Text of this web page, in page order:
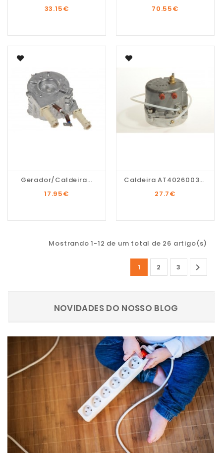
33.15€ 70.55€
Gerador/Caldeira...
17.95€
Caldeira AT4026003900
27.7€
Mostrando 1-12 de um total de 26 artigo(s)
1 2 3 
NOVIDADES DO NOSSO BLOG